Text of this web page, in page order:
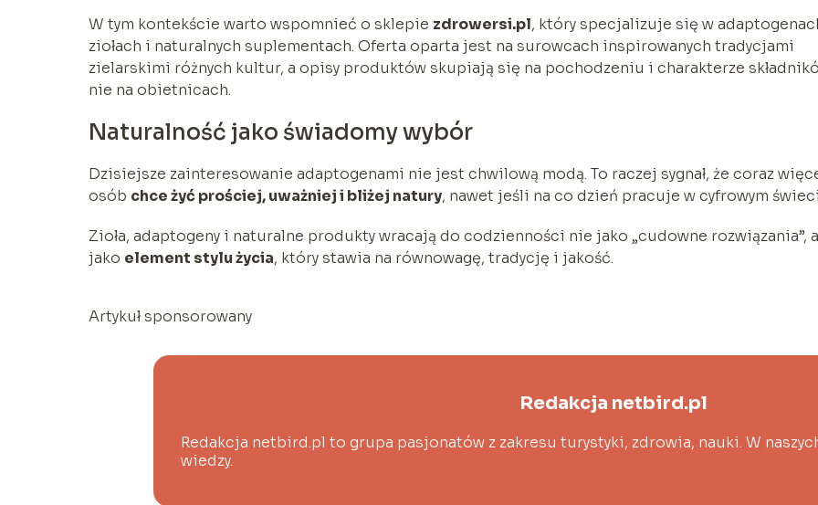
W tym kontekście warto wspomnieć o sklepie zdrowersi.pl, który specjalizuje się w
ziołach i naturalnych suplementach. Oferta oparta jest na surowcach inspirowanych tradycjami
zielarskimi różnych kultur, a opisy produktów skupiają się na pochodzeniu i charakterze
nie na obietnicach.
Naturalność jako świadomy wybór
Dzisiejsze zainteresowanie adaptogenami nie jest chwilową modą. To raczej sygnał, że coraz
osób chce żyć prościej, uważniej i bliżej natury, nawet jeśli na co dzień pracuje w cyfrowym
Zioła, adaptogeny i naturalne produkty wracają do codzienności nie jako „cudowne rozwiązania”,
jako element stylu życia, który stawia na równowagę, tradycję i jakość.
Artykuł sponsorowany
Redakcja netbird.pl
Redakcja netbird.pl to grupa pasjonatów z zakresu turystyki, zdrowia, nauki. W
wiedzy.